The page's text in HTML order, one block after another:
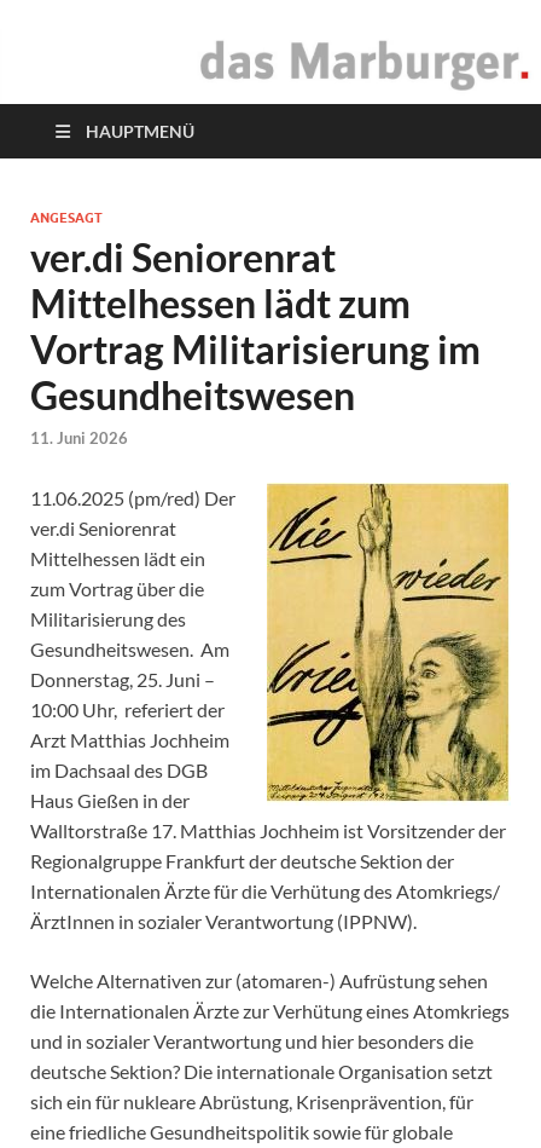
das Marburger.
HAUPTMENÜ
ANGESAGT
ver.di Seniorenrat
Mittelhessen lädt zum
Vortrag Militarisierung im
Gesundheitswesen
11. Juni 2026
11.06.2025 (pm/red) Der
ver.di Seniorenrat
Mittelhessen lädt ein
zum Vortrag über die
Militarisierung des
Gesundheitswesen. Am
Donnerstag, 25. Juni –
10:00 Uhr, referiert der
Arzt Matthias Jochheim
im Dachsaal des DGB
Haus Gießen in der
Walltorstraße 17. Matthias Jochheim ist Vorsitzender der
Regionalgruppe Frankfurt der deutsche Sektion der
Internationalen Ärzte für die Verhütung des Atomkriegs/
ÄrztInnen in sozialer Verantwortung (IPPNW).
Welche Alternativen zur (atomaren-) Aufrüstung sehen
die Internationalen Ärzte zur Verhütung eines Atomkriegs
und in sozialer Verantwortung und hier besonders die
deutsche Sektion? Die internationale Organisation setzt
sich ein für nukleare Abrüstung, Krisenprävention, für
eine friedliche Gesundheitspolitik sowie für globale